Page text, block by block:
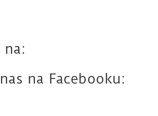
na:
na Facebooku: